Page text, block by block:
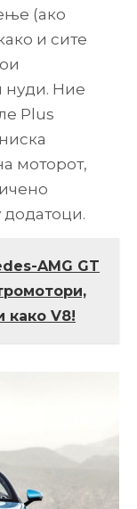
(ако
и сите
нуди. Ние
Plus
моторот,
AMG GT
како V8!